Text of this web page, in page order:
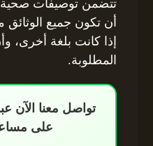
تتضمن توصيفات صحية
أن تكون جميع الوثائق
إذا كانت بلغة أخرى،
المطلوبة.
تواصل معنا الآن
على